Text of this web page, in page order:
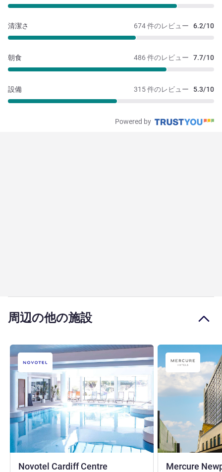
674 件のレビュー 6.2/10
清潔さ
486 件のレビュー 7.7/10
朝食
315 件のレビュー 5.3/10
設備
Powered by
周辺の他の施設
Novotel Cardiff Centre Mercure